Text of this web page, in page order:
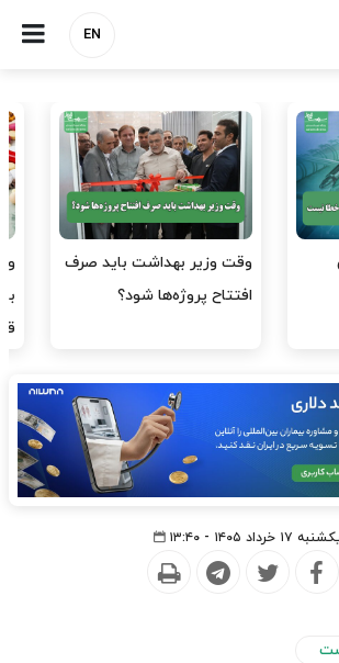
EN
اساسی
ارز
پرستاران، سرمایه‌های از
دست‌رفته نظام سلامت/ چرا
۱۷ خرداد ۱۴۰۵ - ۱۳:۴۰